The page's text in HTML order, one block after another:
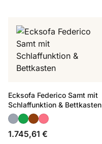
Ecksofa Federico Samt mit
Schlaffunktion & Bettkasten
1.745,61 €